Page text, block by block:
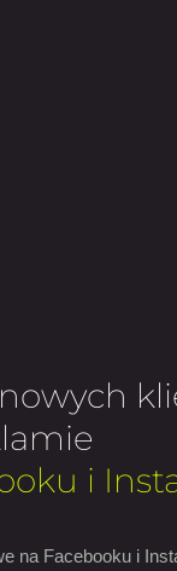
i
na Facebooku i